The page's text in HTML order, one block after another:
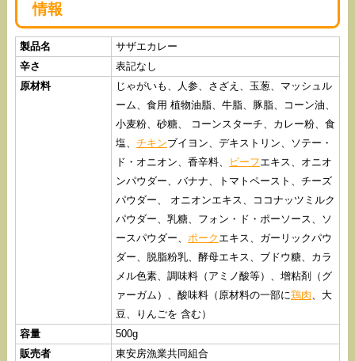
情報
製品名
サザエカレー
辛さ
表記なし
原材料
じゃがいも、人参、さざえ、玉葱、マッシュル
ーム、食用 植物油脂、牛脂、豚脂、コーン油、
小麦粉、砂糖、 コーンスターチ、カレー粉、食
塩、 チキンブイヨン、デキストリン、ソテー・
ド・オニオン、香辛料、
ビーフエキス、オニオ
ンパウダー、バナナ、トマトペースト、チーズ
パウダー、 オニオンエキス、ココナッツミルク
パウダー、乳糖、フォン・ド・ポーソース、ソ
ースパウダー、 ポーク エキス、ガーリックパウ
ダー、脱脂粉乳、酵母エキス、ブドウ糖、カラ
メル色素、調味料（アミノ酸等）、增粘剤（グ
ァーガム）、酸味料（原材料の一部に鶏肉、大
豆、りんごを 含む）
容量
500g
販売者
東安房漁業共同組合